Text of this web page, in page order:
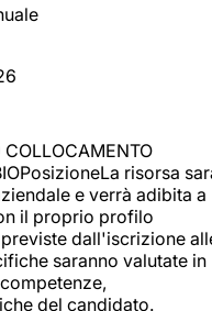
COLLOCAMENTO
risorsa
e verrà adibita a
il proprio profilo
dall'iscrizione
saranno valutate in
del candidato.